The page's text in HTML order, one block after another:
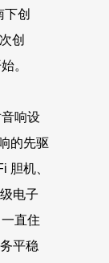
创
创
。
响设
的先驱
胆机、
电子
直住
平稳